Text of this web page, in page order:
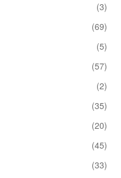
(3)
(69)
(5)
(57)
(2)
(35)
(20)
(45)
(33)